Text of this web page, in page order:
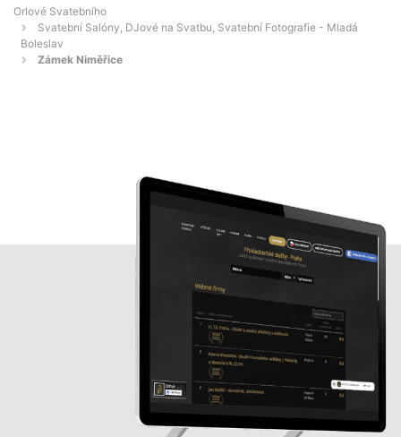
Orlové Svatebního
Svatební Salóny, DJové na Svatbu, Svatební Fotografie - Mladá
Boleslav
Zámek Niměřice